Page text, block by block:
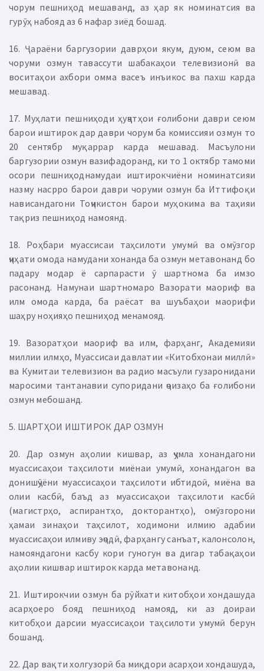
чорум пешниҳод мешаванд, аз ҳар як номинатсия ва
гурӯҳ набояд аз 6 нафар зиёд бошад.
16. Ҷараёни баргузории даврҳои якум, дуюм, сеюм ва
чоруми озмун тавассути шабакаҳои телевизионӣ ва
воситаҳои ахбори омма васеъ инъикос ва пахш карда
мешавад.
17. Муҳлати пешниҳоди ҳуҷҷатҳои ғолибони даври сеюм
барои иштирок дар даври чорум ба комиссияи озмун то
20 сентябр муқаррар карда мешавад. Масъулони
баргузории озмун вазифадоранд, ки то 1 октябр тамоми
осори пешниҳоднамудаи иштирокчиёни номинатсияи
назму насрро барои даври чоруми озмун ба Иттифоқи
нависандагони Тоҷикистон барои муҳокима ва таҳияи
тақриз пешниҳод намоянд.
18. Роҳбари муассисаи таҳсилоти умумӣ ва омӯзгор
ҷиҳати омода намудани хонанда ба озмун метавонанд бо
падару модар ё сарпарасти ӯ шартнома ба имзо
расонанд. Намунаи шартномаро Вазорати маориф ва
илм омода карда, ба раёсат ва шуъбаҳои маорифи
шаҳру ноҳияҳо пешниҳод менамояд.
19. Вазоратҳои маориф ва илм, фарҳанг, Академияи
миллии илмҳо, Муассисаи давлатии «Китобхонаи миллӣ»
ва Кумитаи телевизион ва радио масъули гузаронидани
маросими тантанавии супоридани ҷоизаҳо ба ғолибони
озмун мебошанд.
5. ШАРТҲОИ ИШТИРОК ДАР ОЗМУН
20. Дар озмун аҳолии кишвар, аз ҷумла хонандагони
муассисаҳои таҳсилоти миёнаи умумӣ, хонандагон ва
донишҷӯёни муассисаҳои таҳсилоти ибтидоӣ, миёна ва
олии касбӣ, баъд аз муассисаҳои таҳсилоти касбӣ
(магистрҳо, аспирантҳо, докторантҳо), омӯзгорони
ҳамаи зинаҳои таҳсилот, ходимони илмию адабии
муассисаҳои илмиву эҷодӣ, фарҳангу санъат, калонсолон,
намояндагони касбу кори гуногун ва дигар табақаҳои
аҳолии кишвар иштирок карда метавонанд.
21. Иштирокчии озмун ба рӯйхати китобҳои хондашуда
асарҳоеро бояд пешниҳод намояд, ки аз доираи
китобҳои дарсии муассисаҳои таҳсилоти умумӣ берун
бошанд.
22. Дар вақти холгузорӣ ба миқдори асарҳои хондашуда,